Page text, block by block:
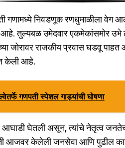
गणामध्ये निवडणूक रणधुमाळीला वेग
आहे. तुल्यबळ उमेदवार एकमेकांसमोर उभे
जोरावर राजकीय प्रवास घडवू
केली आहे.
गणपती स्पेशल गाड्यांची घोषणा
घेतली असून, त्यांचे नेतृत्व
आजवर केलेली जनसेवा आणि पुढील